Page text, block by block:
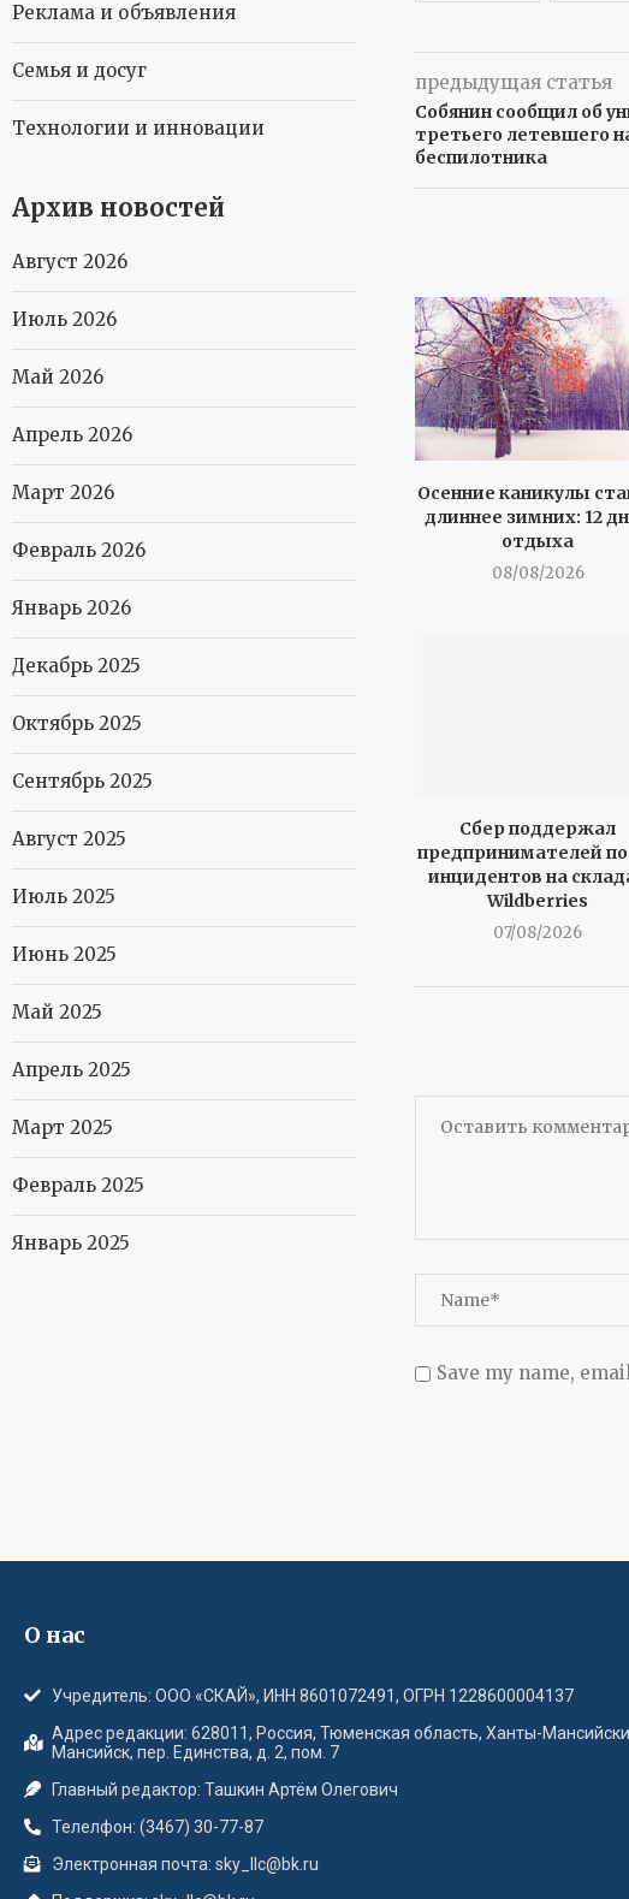
предыдущая статья
Собянин сообщил об
третьего летевшего
беспилотника
Осенние каникулы
длиннее зимних: 12
отдыха
08/08/2026
Сбер поддержал
предпринимателей
инцидентов на
Wildberries
07/08/2026
Save my name,
Реклама и объявления
Семья и досуг
Технологии и инновации
Архив новостей
Август 2026
Июль 2026
Май 2026
Апрель 2026
Март 2026
Февраль 2026
Январь 2026
Декабрь 2025
Октябрь 2025
Сентябрь 2025
Август 2025
Июль 2025
Июнь 2025
Май 2025
Апрель 2025
Март 2025
Февраль 2025
Январь 2025
О нас
Учредитель: ООО «СКАЙ», ИНН 8601072491, ОГРН 1228600004137
Адрес редакции: 628011, Россия, Тюменская область, Ханты-
Мансийск, пер. Единства, д. 2, пом. 7
Главный редактор: Ташкин Артём Олегович
Телелфон: (3467) 30-77-87
Электронная почта: sky_llc@bk.ru